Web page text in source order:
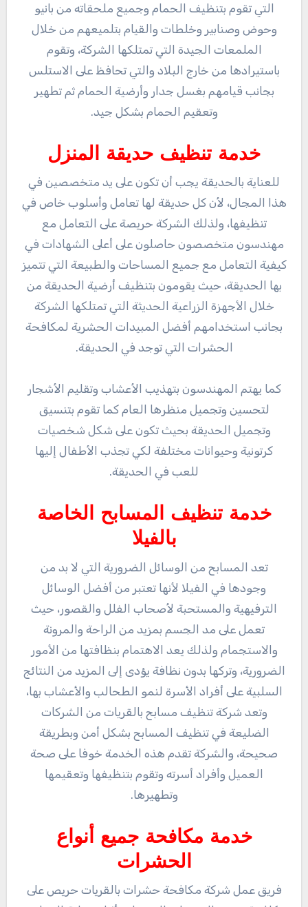
التي تقوم بتنظيف الحمام وجميع ملحقاته من بانيو
وحوض وصنابير وخلطات والقيام بتلميعهم من خلال
الملمعات الجيدة التي تمتلكها الشركة، وتقوم
باستيرادها من خارج البلاد والتي تحافظ على الاستلس
بجانب قيامهم بغسل جدار وأرضية الحمام ثم تطهير
وتعقيم الحمام بشكل جيد.
خدمة تنظيف حديقة المنزل
للعناية بالحديقة يجب أن تكون على يد متخصصين في
هذا المجال، لأن كل حديقة لها تعامل وأسلوب خاص في
تنظيفها، ولذلك الشركة حريصة على التعامل مع
مهندسون متخصصون حاصلون على أعلى الشهادات في
كيفية التعامل مع جميع المساحات والطبيعة التي تتميز
بها الحديقة، حيث يقومون بتنظيف أرضية الحديقة من
خلال الأجهزة الزراعية الحديثة التي تمتلكها الشركة
بجانب استخدامهم أفضل المبيدات الحشرية لمكافحة
الحشرات التي توجد في الحديقة.
كما يهتم المهندسون بتهذيب الأعشاب وتقليم الأشجار
لتحسين وتجميل منظرها العام كما تقوم بتنسيق
وتجميل الحديقة بحيث تكون على شكل شخصيات
كرتونية وحيوانات مختلفة لكي تجذب الأطفال إليها
للعب في الحديقة.
خدمة تنظيف المسابح الخاصة
بالفيلا
تعد المسابح من الوسائل الضرورية التي لا بد من
وجودها في الفيلا لأنها تعتبر من أفضل الوسائل
الترفيهية والمستحبة لأصحاب الفلل والقصور، حيث
تعمل على مد الجسم بمزيد من الراحة والمرونة
والاستجمام ولذلك يعد الاهتمام بنظافتها من الأمور
الضرورية، وتركها بدون نظافة يؤدى إلى المزيد من النتائج
السلبية على أفراد الأسرة لنمو الطحالب والأعشاب بها،
وتعد شركة تنظيف مسابح بالقريات من الشركات
الضليعة في تنظيف المسابح بشكل أمن وبطريقة
صحيحة، والشركة تقدم هذه الخدمة خوفا على صحة
العميل وأفراد أسرته وتقوم بتنظيفها وتعقيمها
وتطهيرها.
خدمة مكافحة جميع أنواع
الحشرات
فريق عمل شركة مكافحة حشرات بالقريات حريص على